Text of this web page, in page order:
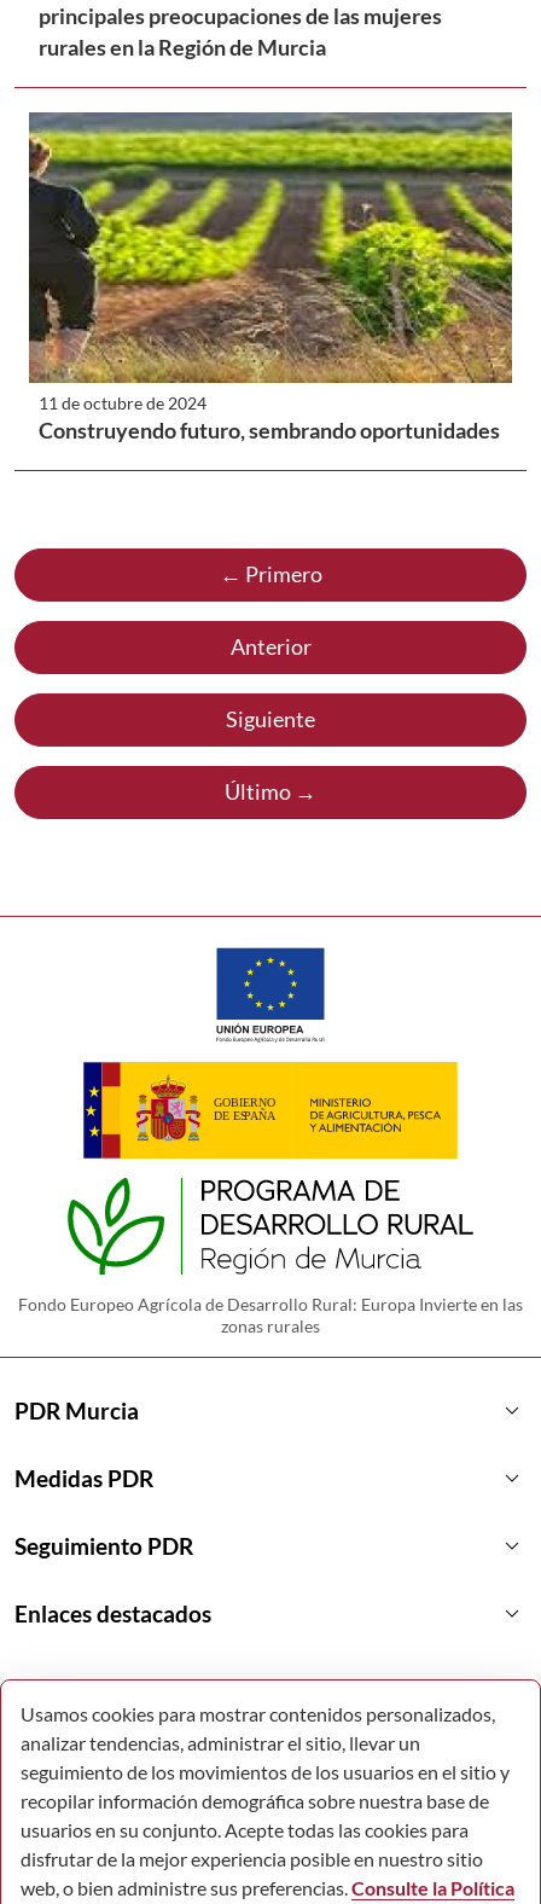
principales preocupaciones de las mujeres
rurales en la Región de Murcia
11 de octubre de 2024
Construyendo futuro, sembrando oportunidades
← Primero
Anterior
Siguiente
Último →
Fondo Europeo Agrícola de Desarrollo Rural: Europa Invierte en las
zonas rurales
PDR Murcia keyboard_arrow_down
Medidas PDR keyboard_arrow_down
Seguimiento PDR keyboard_arrow_down
Enlaces destacados keyboard_arrow_down
Usamos cookies para mostrar contenidos personalizados,
analizar tendencias, administrar el sitio, llevar un
seguimiento de los movimientos de los usuarios en el sitio y
recopilar información demográfica sobre nuestra base de
usuarios en su conjunto. Acepte todas las cookies para
disfrutar de la mejor experiencia posible en nuestro sitio
web, o bien administre sus preferencias.Consulte la Política